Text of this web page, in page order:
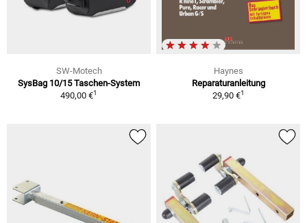
SW-Motech
SysBag 10/15 Taschen-System
490,00 €1
Haynes
Reparaturanleitung
29,90 €1